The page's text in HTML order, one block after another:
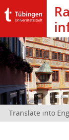
Translate into